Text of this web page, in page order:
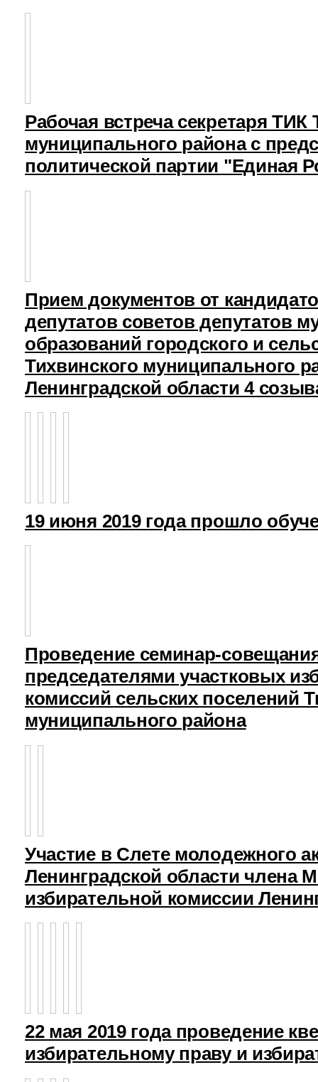
Рабочая встреча секретаря ТИК
муниципального района с
политической партии "Единая
Прием документов от
депутатов советов депутатов
образований городского и
Тихвинского муниципального
Ленинградской области 4
19 июня 2019 года прошло
Проведение семинар-
председателями участковых
комиссий сельских поселений
муниципального района
Участие в Слете молодежного
Ленинградской области члена
избирательной комиссии
22 мая 2019 года проведение
избирательному праву и